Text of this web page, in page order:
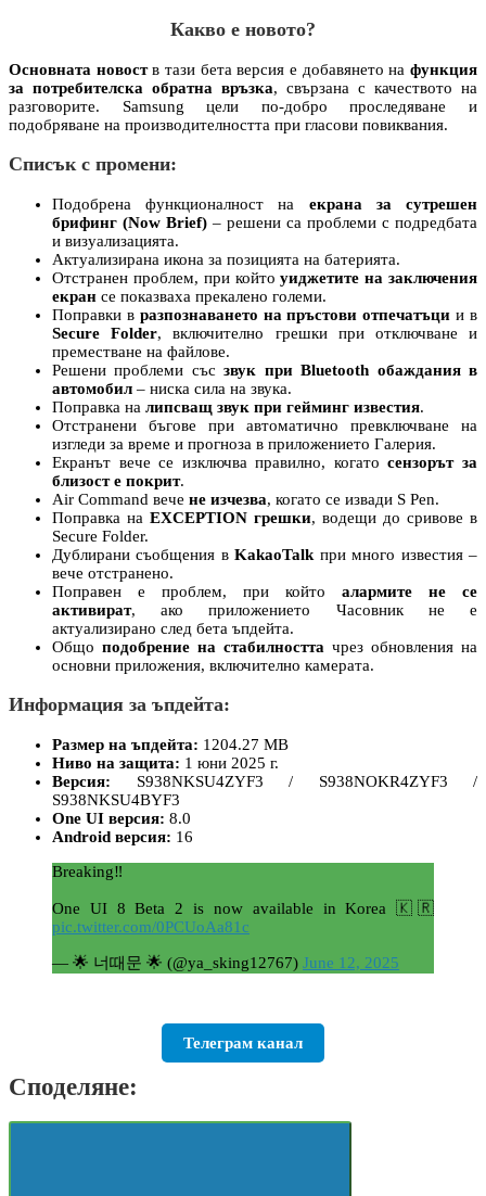
Какво е новото?
Основната новоств тази бета версия е добавянето нафункция
за потребителска обратна връзка, свързана с качеството на
разговорите. Samsung цели по-добро проследяване и
подобряване на производителността при гласови повиквания.
Списък с промени:
Подобрена функционалност на екрана за сутрешен
брифинг (Now Brief) – решени са проблеми с подредбата
и визуализацията.
Актуализирана икона за позицията на батерията.
Отстранен проблем, при койтоуиджетите на заключения
екран се показваха прекалено големи.
Поправки в разпознаването на пръстови отпечатъци и в
Secure Folder, включително грешки при отключване и
преместване на файлове.
Решени проблеми съсзвук при Bluetooth обаждания в
автомобил – ниска сила на звука.
Поправка на липсващ звук при гейминг известия.
Отстранени бъгове при автоматично превключване на
изгледи за време и прогноза в приложението Галерия.
Екранът вече се изключва правилно, когатосензорът за
близост е покрит.
Air Command вече не изчезва, когато се извади S Pen.
Поправка на EXCEPTION грешки, водещи до сривове в
Secure Folder.
Дублирани съобщения вKakaoTalk при много известия –
вече отстранено.
Поправен е проблем, при който алармите не се
активират, ако приложението Часовник не е
актуализирано след бета ъпдейта.
Общо подобрение на стабилността чрез обновления на
основни приложения, включително камерата.
Информация за ъпдейта:
Размер на ъпдейта: 1204.27 MB
Ниво на защита: 1 юни 2025 г.
Версия: S938NKSU4ZYF3 / S938NOKR4ZYF3 /
S938NKSU4BYF3
One UI версия: 8.0
Android версия: 16
Breaking‼️
One UI 8 Beta 2 is now available in Korea 🇰🇷
pic.twitter.com/0PCUoAa81c
— 🌟 너때문 🌟 (@ya_sking12767) June 12, 2025
Телеграм канал
Споделяне: